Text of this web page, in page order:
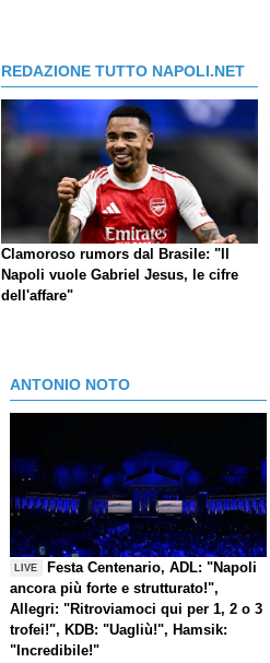
REDAZIONE TUTTO NAPOLI.NET
Clamoroso rumors dal Brasile: "Il
Napoli vuole Gabriel Jesus, le cifre
dell'affare"
ANTONIO NOTO
LIVE
Festa Centenario, ADL: "Napoli
ancora più forte e strutturato!",
Allegri: "Ritroviamoci qui per 1, 2 o 3
trofei!", KDB: "Uagliù!", Hamsik:
"Incredibile!"